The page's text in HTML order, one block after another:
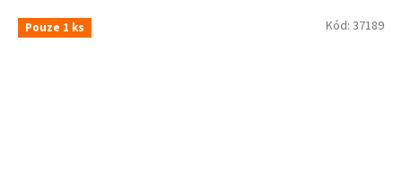
Pouze 1 ks Kód: 37189